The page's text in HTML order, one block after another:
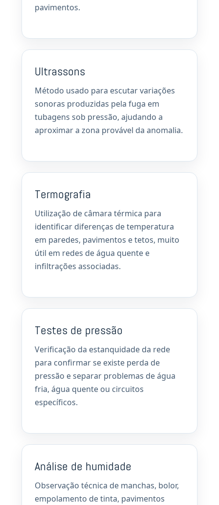
pavimentos.
Ultrassons
Método usado para escutar variações
sonoras produzidas pela fuga em
tubagens sob pressão, ajudando a
aproximar a zona provável da anomalia.
Termografia
Utilização de câmara térmica para
identificar diferenças de temperatura
em paredes, pavimentos e tetos, muito
útil em redes de água quente e
infiltrações associadas.
Testes de pressão
Verificação da estanquidade da rede
para confirmar se existe perda de
pressão e separar problemas de água
fria, água quente ou circuitos
específicos.
Análise de humidade
Observação técnica de manchas, bolor,
empolamento de tinta, pavimentos